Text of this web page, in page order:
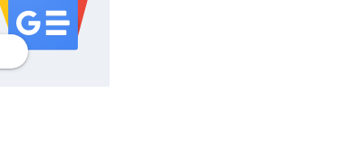
profilgoogle news